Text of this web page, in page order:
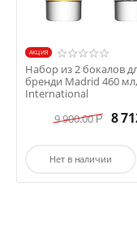
AКЦИЯ
Набор из 2 бокалов
бренди Madrid 460
International
9 900.00 Р 8
Нет в наличии